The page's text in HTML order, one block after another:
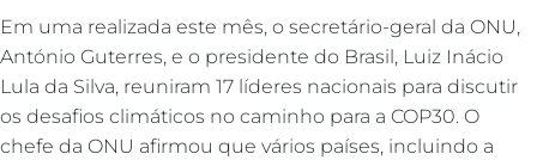
Em uma realizada este mês, o secretário-geral da ONU,
António Guterres, e o presidente do Brasil, Luiz Inácio
Lula da Silva, reuniram 17 líderes nacionais para discutir
os desafios climáticos no caminho para a COP30. O
chefe da ONU afirmou que vários países, incluindo a